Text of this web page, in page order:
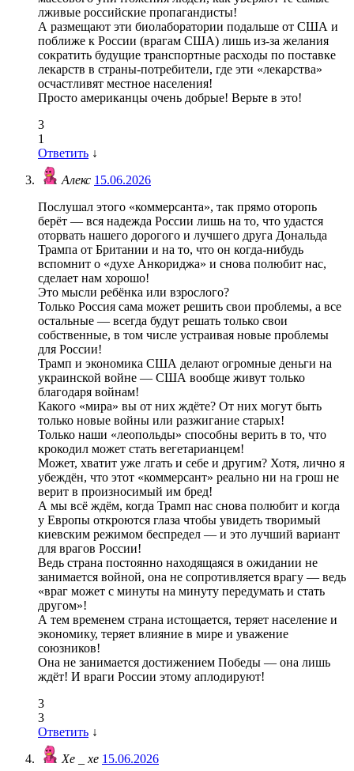
лживые российские пропагандисты!
А размещают эти биолаборатории подальше от США и
поближе к России (врагам США) лишь из-за желания
сократить будущие транспортные расходы по поставке
лекарств в страны-потребители, где эти «лекарства»
осчастливят местное населения!
Просто американцы очень добрые! Верьте в это!
3
1
Ответить ↓
Алекс 15.06.2026
Послушал этого «коммерсанта», так прямо оторопь
берёт — вся надежда России лишь на то, что удастся
оторвать нашего дорогого и лучшего друга Дональда
Трампа от Британии и на то, что он когда-нибудь
вспомнит о «духе Анкориджа» и снова полюбит нас,
сделает нам хорошо!
Это мысли ребёнка или взрослого?
Только Россия сама может решить свои проблемы, а все
остальные — всегда будут решать только свои
собственные, в том числе устраивая новые проблемы
для России!
Трамп и экономика США делают огромные деньги на
украинской войне — США вообще живут только
благодаря войнам!
Какого «мира» вы от них ждёте? От них могут быть
только новые войны или разжигание старых!
Только наши «леопольды» способны верить в то, что
крокодил может стать вегетарианцем!
Может, хватит уже лгать и себе и другим? Хотя, лично я
убеждён, что этот «коммерсант» реально ни на грош не
верит в произносимый им бред!
А мы всё ждём, когда Трамп нас снова полюбит и когда
у Европы откроются глаза чтобы увидеть творимый
киевским режимом беспредел — и это лучший вариант
для врагов России!
Ведь страна постоянно находящаяся в ожидании не
занимается войной, она не сопротивляется врагу — ведь
«враг может с минуты на минуту передумать и стать
другом»!
А тем временем страна истощается, теряет население и
экономику, теряет влияние в мире и уважение
союзников!
Она не занимается достижением Победы — она лишь
ждёт! И враги России этому аплодируют!
3
3
Ответить ↓
Хе _ хе 15.06.2026